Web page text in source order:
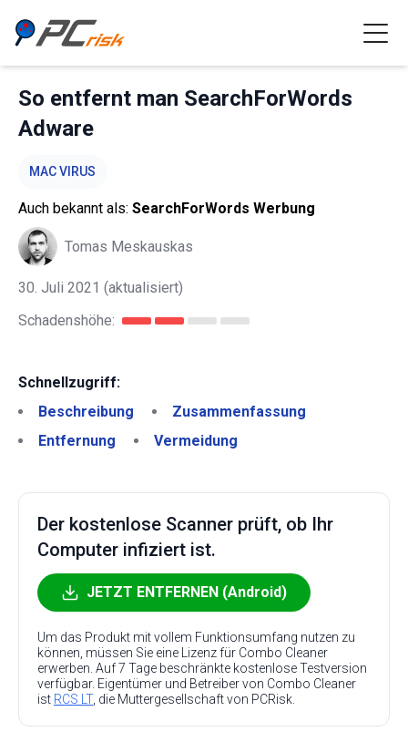
So entfernt man SearchForWords
Adware
MAC VIRUS
Auch bekannt als: SearchForWords Werbung
Tomas Meskauskas
30. Juli 2021 (aktualisiert)
Schadenshöhe:
Schnellzugriff:
Beschreibung
Zusammenfassung
Entfernung
Vermeidung
Der kostenlose Scanner prüft, ob Ihr
Computer infiziert ist.
JETZT ENTFERNEN (Android)
Um das Produkt mit vollem Funktionsumfang nutzen zu
können, müssen Sie eine Lizenz für Combo Cleaner
erwerben. Auf 7 Tage beschränkte kostenlose Testversion
verfügbar. Eigentümer und Betreiber von Combo Cleaner
ist RCS LT, die Muttergesellschaft von PCRisk.